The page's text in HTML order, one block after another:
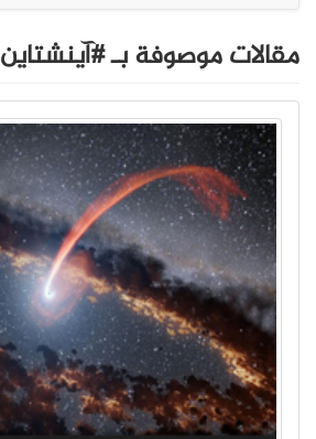
مقالات موصوفة بـ #آينشتاين